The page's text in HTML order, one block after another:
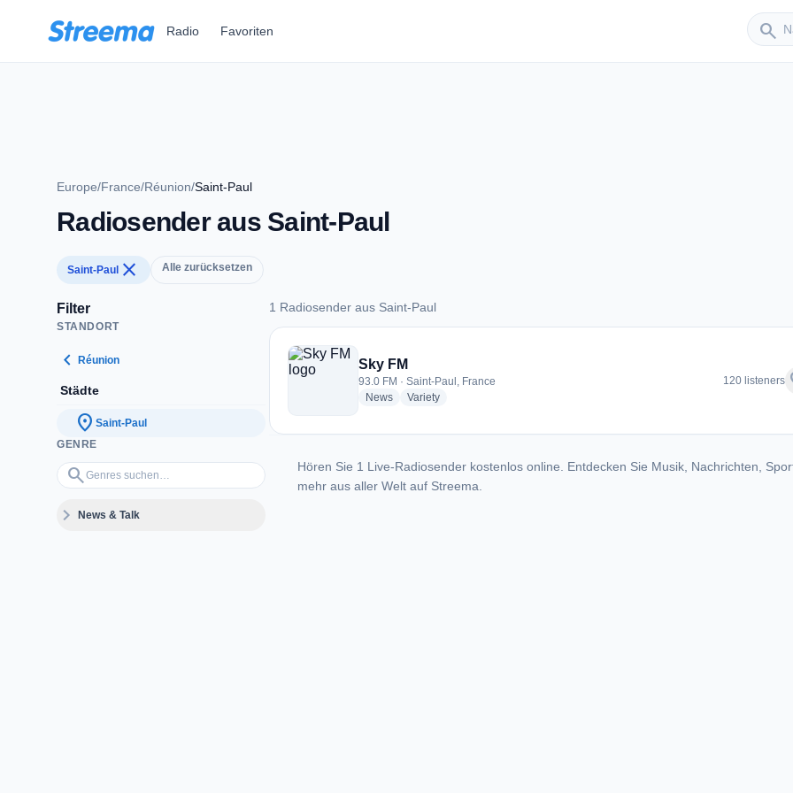
Radio Favoriten search
Sender
Europe/France/Réunion/Saint-Paul
Radiosender aus Saint-Paul
Saint-Paul close Alle zurücksetzen
Filter
STANDORT
chevron_left Réunion
Städte
location_on Saint-Paul
GENRE
search
Genres suchen…
expand_moreNews & Talk
1 Radiosender aus Saint-Paul
1 Radiosender aus Saint-Paul
Sky FM
93.0 FM · Saint-Paul, France
Newsradio stations
Varietyradio stations
120 listeners
Hören Sie 1 Live-Radiosender kostenlos online. Entdecken Sie Musik, Nachrichten,
mehr aus aller Welt auf Streema.